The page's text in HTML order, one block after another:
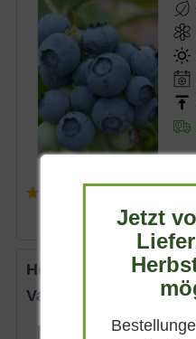
Heidelbeere
Vaccinium
Jetzt